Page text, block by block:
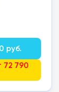
руб.
72 790